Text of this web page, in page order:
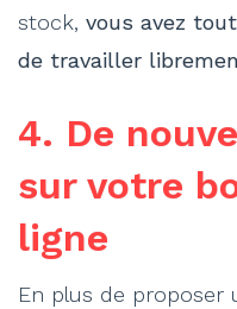
stock, vous avez
de travailler
4. De
sur votre
ligne
En plus de proposer